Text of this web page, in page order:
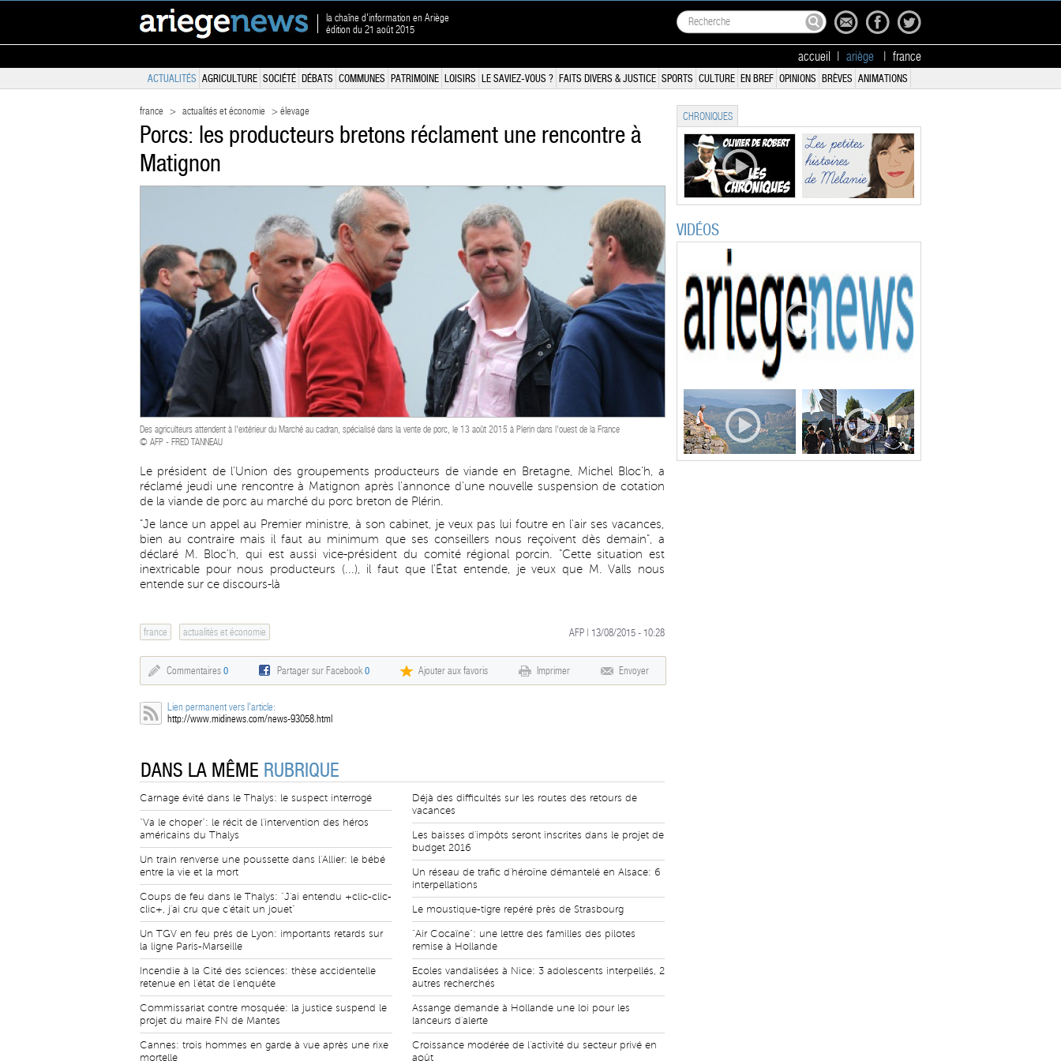
la chaîne d'information en Ariège
édition du 21 août 2015
accueil ariège france
ACTUALITÉS AGRICULTURE SOCIÉTÉ DÉBATS COMMUNES PATRIMOINE LOISIRS LE SAVIEZ-VOUS ? FAITS DIVERS & JUSTICE SPORTS CULTURE EN BREF OPINIONS BRÈVES ANIMATIONS
france > actualités et économie > élevage
Porcs: les producteurs bretons réclament une rencontre à
Matignon
Des agriculteurs attendent à l'extérieur du Marché au cadran, spécialisé dans la vente de porc, le 13 août 2015 à Plerin dans l'ouest de la France
© AFP - FRED TANNEAU
Le président de l'Union des groupements producteurs de viande en Bretagne, Michel Bloc'h, a
réclamé jeudi une rencontre à Matignon après l'annonce d'une nouvelle suspension de cotation
de la viande de porc au marché du porc breton de Plérin.
"Je lance un appel au Premier ministre, à son cabinet, je veux pas lui foutre en l'air ses vacances,
bien au contraire mais il faut au minimum que ses conseillers nous reçoivent dès demain", a
déclaré M. Bloc'h, qui est aussi vice-président du comité régional porcin. "Cette situation est
inextricable pour nous producteurs (...), il faut que l'État entende, je veux que M. Valls nous
entende sur ce discours-là
france actualités et économie AFP | 13/08/2015 - 10:28
Commentaires 0 Partager sur Facebook0 Ajouter aux favoris Imprimer Envoyer
Lien permanent vers l'article:
http://www.midinews.com/news-93058.html
DANS LA MÊME RUBRIQUE
Carnage évité dans le Thalys: le suspect interrogé
"Va le choper": le récit de l'intervention des héros
américains du Thalys
Un train renverse une poussette dans l'Allier: le bébé
entre la vie et la mort
Coups de feu dans le Thalys: "J'ai entendu +clic-clic-
clic+, j'ai cru que c'était un jouet"
Un TGV en feu près de Lyon: importants retards sur
la ligne Paris-Marseille
Incendie à la Cité des sciences: thèse accidentelle
retenue en l'état de l'enquête
Commissariat contre mosquée: la justice suspend le
projet du maire FN de Mantes
Cannes: trois hommes en garde à vue après une rixe
mortelle
Déjà des difficultés sur les routes des retours de
vacances
Les baisses d'impôts seront inscrites dans le projet de
budget 2016
Un réseau de trafic d'héroïne démantelé en Alsace: 6
interpellations
Le moustique-tigre repéré près de Strasbourg
"Air Cocaïne": une lettre des familles des pilotes
remise à Hollande
Ecoles vandalisées à Nice: 3 adolescents interpellés, 2
autres recherchés
Assange demande à Hollande une loi pour les
lanceurs d'alerte
Croissance modérée de l'activité du secteur privé en
août
CHRONIQUES
VIDÉOS